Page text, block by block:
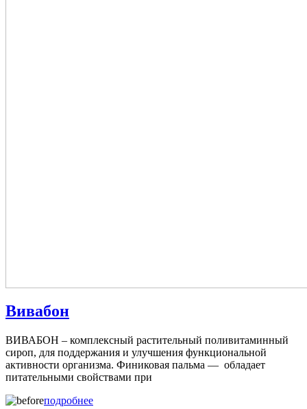
Вивабон
ВИВАБОН – комплексный растительный поливитаминный
сироп, для поддержания и улучшения функциональной
активности организма. Финиковая пальма — обладает
питательными свойствами при
подробнее